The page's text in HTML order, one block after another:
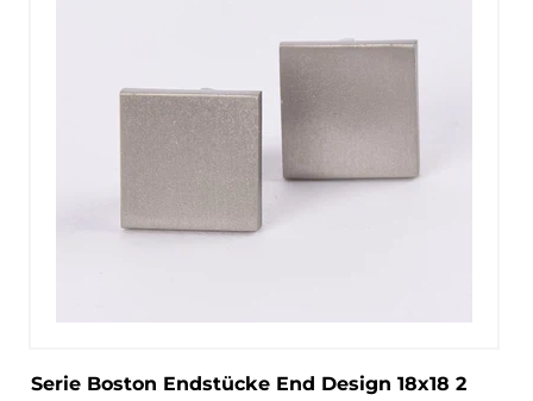
Serie Boston Endstücke End Design 18x18 2